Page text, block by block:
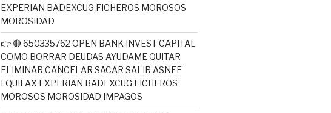
EXPERIAN BADEXCUG FICHEROS MOROSOS
MOROSIDAD
👉 🔴 650335762 OPEN BANK INVEST CAPITAL
COMO BORRAR DEUDAS AYUDAME QUITAR
ELIMINAR CANCELAR SACAR SALIR ASNEF
EQUIFAX EXPERIAN BADEXCUG FICHEROS
MOROSOS MOROSIDAD IMPAGOS